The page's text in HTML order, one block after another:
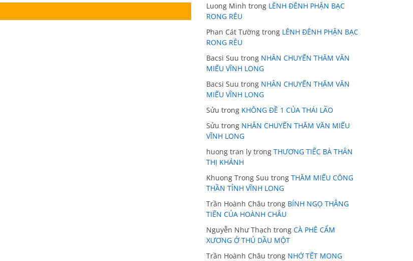
Luong Minh trong LÊNH ĐÊNH PHẬN BẠC
RONG RÊU
Phan Cát Tường trong LÊNH ĐÊNH PHẬN BẠC
RONG RÊU
Bacsi Suu trong NHÂN CHUYẾN THĂM VĂN
MIẾU VĨNH LONG
Bacsi Suu trong NHÂN CHUYẾN THĂM VĂN
MIẾU VĨNH LONG
Sửu trong KHÔNG ĐỀ 1 CỦA THÁI LÃO
Sửu trong NHÂN CHUYẾN THĂM VĂN MIẾU
VĨNH LONG
huong tran ly trong THƯƠNG TIẾC BÀ THÂN
THỊ KHÁNH
Khuong Trong Suu trong THĂM MIẾU CÔNG
THẦN TỈNH VĨNH LONG
Trần Hoành Châu trong BÍNH NGỌ THẲNG
TIẾN CỦA HOÀNH CHÂU
Nguyễn Như Thạch trong CÀ PHÊ CẨM
XƯƠNG Ở THỦ DẦU MỘT
Trần Hoành Châu trong NHỚ TẾT MONG